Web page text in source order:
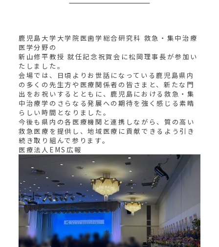
鹿児島大学大学院医歯学総合研究科 救急・集中治療
医学分野の
新山修平教授 就任記念祝賀会に松岡理事長が参加い
たしました。
会場では、日頃よりお世話になっている鹿児島県内
の多くの先生方や医療関係者の皆さまと、新たな門
出をお祝いするとともに、鹿児島における救急・集
中治療学のさらなる発展への期待を強く感じる素晴
らしい時間となりました。
今後も県内の各医療機関と連携しながら、質の高い
救急医療を提供し、地域医療に貢献できるよう引き
続き取り組んで参ります。
医療法人EMS広報